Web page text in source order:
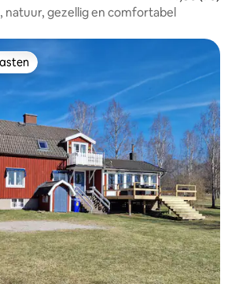
natuur, gezellig en comfortabel